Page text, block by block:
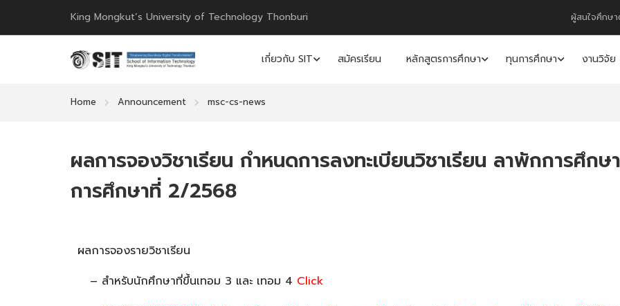
King Mongkut’s University of Technology Thonburi ผู้สนใจศึกษ
เกี่ยวกับ SIT สมัครเรียน หลักสูตรการศึกษา ทุนการศึกษา งานวิจัย
Home Announcement msc-cs-news
ผลการจองวิชาเรียน กำหนดการลงทะเบียนวิชาเรียน ลาพักการศึก
การศึกษาที่ 2/2568
ผลการจองรายวิชาเรียน
– สำหรับนักศึกษาที่ขึ้นเทอม 3 และ เทอม 4 Click